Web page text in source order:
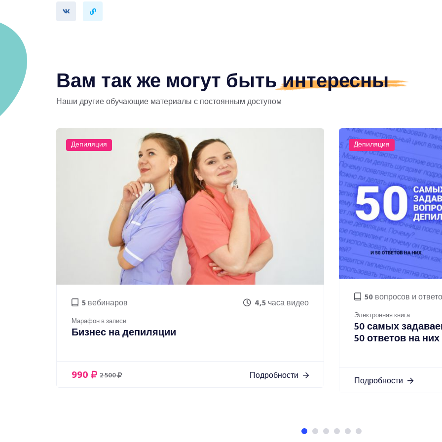
Вам так же могут бытьинтересны
Наши другие обучающие материалы с постоянным доступом
Депиляция
5вебинаров 4,5часа видео
Марафон в записи
Бизнес на депиляции
990 2 500 Подробности
Депиляция
50вопросов и
Электронная книга
50 самых
50 ответов на них
Подробности